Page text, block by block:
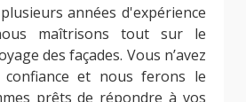
années d'expérience
maîtrisons tout sur le
des façades. Vous n’avez
confiance et nous ferons le
prêts de répondre à vos